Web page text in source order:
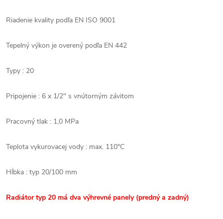
Riadenie kvality podľa EN ISO 9001
Tepelný výkon je overený podľa EN 442
Typy : 20
Pripojenie : 6 x 1/2" s vnútorným závitom
Pracovný tlak : 1,0 MPa
Teplota vykurovacej vody : max. 110°C
Hĺbka : typ 20/100 mm
Radiátor typ 20 má dva výhrevné panely (predný a zadný)